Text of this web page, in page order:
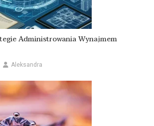
Administrowania Wynajmem
Aleksandra